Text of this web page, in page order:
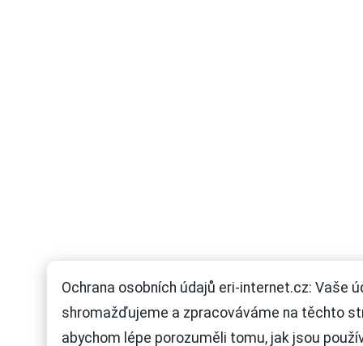
Ochrana osobních údajů eri-internet.cz: Vaše
shromažďujeme a zpracováváme na těchto
abychom lépe porozuměli tomu, jak jsou